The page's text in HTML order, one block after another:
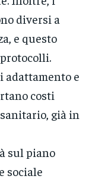
diversi a
e questo
adattamento e
costi
già in
sul piano
sociale